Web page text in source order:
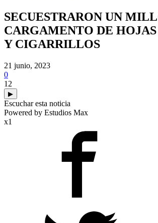
SECUESTRARON UN
CARGAMENTO DE
Y CIGARRILLOS
21 junio, 2023
0
12
▶
Escuchar esta noticia
Powered by Estudios Max
x1